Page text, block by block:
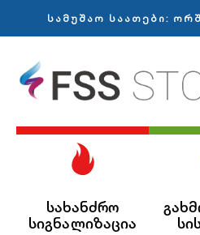
სამუშაო საათები:
სახანძრო
სიგნალიზაცია